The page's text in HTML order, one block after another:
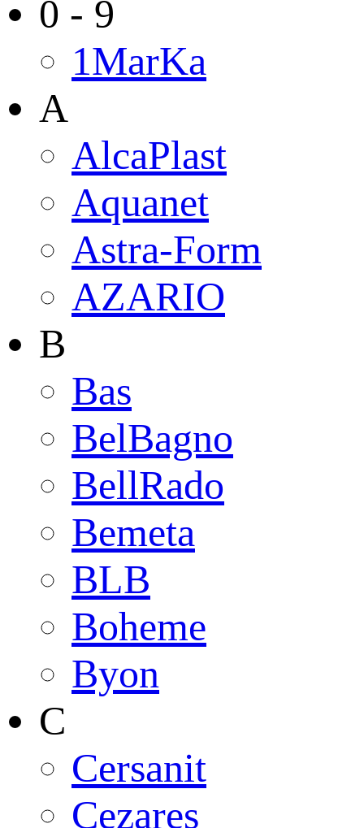
0 - 9
1MarKa
A
AlcaPlast
Aquanet
Astra-Form
AZARIO
B
Bas
BelBagno
BellRado
Bemeta
BLB
Boheme
Byon
C
Cersanit
Cezares